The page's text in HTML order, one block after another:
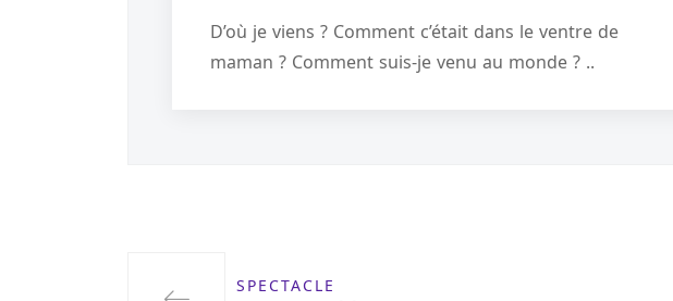
D’où je viens ? Comment c’était dans le ventre de
maman ? Comment suis-je venu au monde ? ..
SPECTACLE